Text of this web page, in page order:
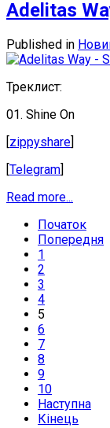
Adelitas
Published in
Треклист:
01. Shine On
[zippyshare]
[Telegram]
Read more...
Початок
Попередня
1
2
3
4
5
6
7
8
9
10
Наступна
Кінець